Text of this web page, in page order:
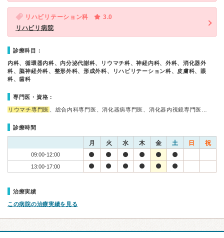
リハビリテーション科
3.0
リハビリ病院
診療科目：
内科、循環器内科、内分泌代謝科、リウマチ科、神経内科、外科、消化器外
科、脳神経外科、整形外科、形成外科、リハビリテーション科、皮膚科、眼
科、歯科
専門医・資格：
リウマチ専門医 、総合内科専門医、消化器病専門医、消化器内視鏡専門医…
診療時間
月 火 水 木 金 土 日 祝
09:00-12:00
13:00-17:00
治療実績
この病院の治療実績を見る